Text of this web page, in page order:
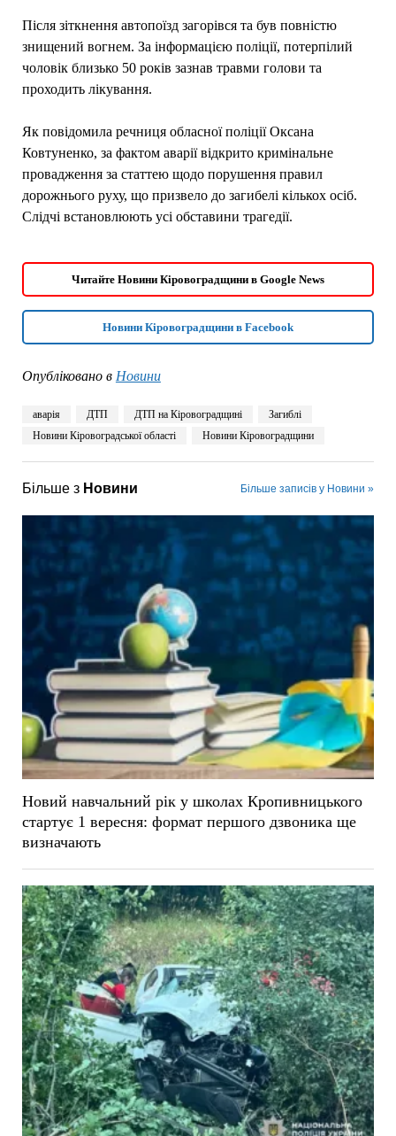
Після зіткнення автопоїзд загорівся та був повністю
знищений вогнем. За інформацією поліції, потерпілий
чоловік близько 50 років зазнав травми голови та
проходить лікування.
Як повідомила речниця обласної поліції Оксана
Ковтуненко, за фактом аварії відкрито кримінальне
провадження за статтею щодо порушення правил
дорожнього руху, що призвело до загибелі кількох осіб.
Слідчі встановлюють усі обставини трагедії.
Читайте Новини Кіровоградщини в Google News
Новини Кіровоградщини в Facebook
Опубліковано в Новини
аварія ДТП ДТП на Кіровоградщині
Загиблі
Новини Кіровоградської області
Новини Кіровоградщини
Більше з Новини Більше записів у Новини »
Новий навчальний рік у школах Кропивницького
стартує 1 вересня: формат першого дзвоника ще
визначають